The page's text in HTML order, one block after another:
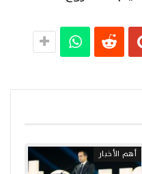
أهم الأخبار